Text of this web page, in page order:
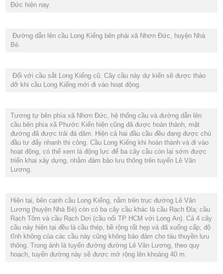
Đức hiện nay.
Đường dẫn lên cầu Long Kiểng bên phái xã Nhơn Đức, huyện Nhà
Bè.
Đối với cầu sắt Long Kiểng cũ. Cây cầu này dự kiến sẽ được tháo
dỡ khi cầu Long Kiểng mới đi vào hoạt động.
Tương tự bên phía xã Nhơn Đức, hệ thống cầu và đường dẫn lên
cầu bên phía xã Phước Kiển hiện cũng đã được hoàn thành, mặt
đường đã được trải đá dăm. Hiện cả hai đầu cầu đều đang được chủ
đầu tư đẩy nhanh thi công. Cầu Long Kiểng khi hoàn thành và đi vào
hoạt động, có thể xem là động lực để ba cây cầu còn lại sớm được
triển khai xây dựng, nhằm đảm bảo lưu thông trên tuyến Lê Văn
Lương.
Hiện tại, bên cạnh cầu Long Kiểng, nằm trên trục đường Lê Văn
Lương (huyện Nhà Bè) còn có ba cây cầu khác là cầu Rạch Đỉa; cầu
Rạch Tôm và cầu Rạch Dơi (cầu nối TP HCM với Long An). Cả 4 cây
cầu này hiện tại đều là cầu thép, bề rộng rất hẹp và đã xuống cấp; độ
tĩnh không của các cầu này cũng không bảo đảm cho tàu thuyền lưu
thông. Trong ảnh là tuyến đường đường Lê Văn Lương, theo quy
hoạch, tuyến đường này sẽ được mở rộng lên khoảng 40 m.